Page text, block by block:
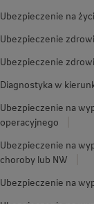
Ubezpieczenie na
Ubezpieczenie
Ubezpieczenie
Diagnostyka w
Ubezpieczenie na
operacyjnego
Ubezpieczenie na
choroby lub NW
Ubezpieczenie na